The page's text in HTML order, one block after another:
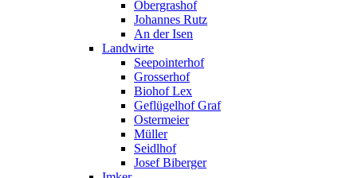
Obergrashof
Johannes Rutz
An der Isen
Landwirte
Seepointerhof
Grosserhof
Biohof Lex
Geflügelhof Graf
Ostermeier
Müller
Seidlhof
Josef Biberger